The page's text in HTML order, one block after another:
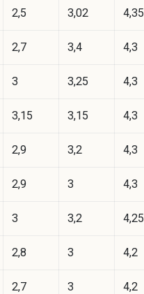
2,5 3,02 4,35
2,7 3,4 4,3
3 3,25 4,3
3,15 3,15 4,3
2,9 3,2 4,3
2,9 3 4,3
3 3,2 4,25
2,8 3 4,2
2,7 3 4,2